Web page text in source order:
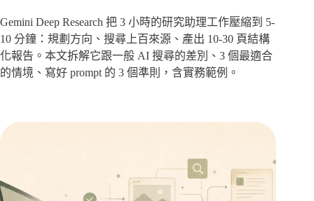
Gemini Deep Research 把 3 小時的研究助理工作壓縮到 5-
10 分鐘：規劃方向、搜尋上百來源、產出 10-30 頁結構
化報告。本文拆解它跟一般 AI 搜尋的差別、3 個最適合
的情境、寫好 prompt 的 3 個準則，含實務範例。